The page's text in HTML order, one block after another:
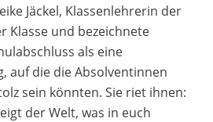
Jäckel, Klassenlehrerin der
Klasse und bezeichnete
als eine
auf die die Absolventinnen
sein könnten. Sie riet ihnen:
der Welt, was in euch